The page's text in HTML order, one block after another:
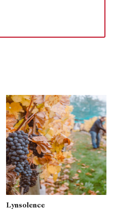
Lynsolence